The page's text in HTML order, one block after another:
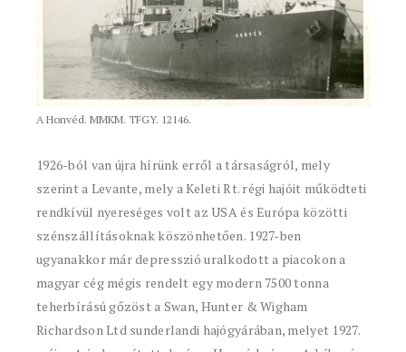
A Honvéd. MMKM. TFGY. 12146.
1926-ból van újra hírünk erről a társaságról, mely
szerint a Levante, mely a Keleti Rt. régi hajóit működteti
rendkívül nyereséges volt az USA és Európa közötti
szénszállításoknak köszönhetően. 1927-ben
ugyanakkor már depresszió uralkodott a piacokon a
magyar cég mégis rendelt egy modern 7500 tonna
teherbírású gőzöst a Swan, Hunter & Wigham
Richardson Ltd sunderlandi hajógyárában, melyet 1927.